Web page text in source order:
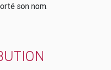
son nom.